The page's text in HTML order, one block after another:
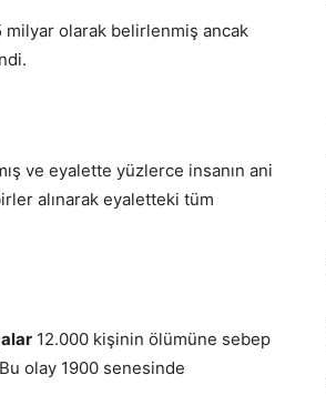
olarak belirlenmiş ancak
ve eyalette yüzlerce insanın ani
alınarak eyaletteki tüm
12.000 kişinin ölümüne sebep
olay 1900 senesinde